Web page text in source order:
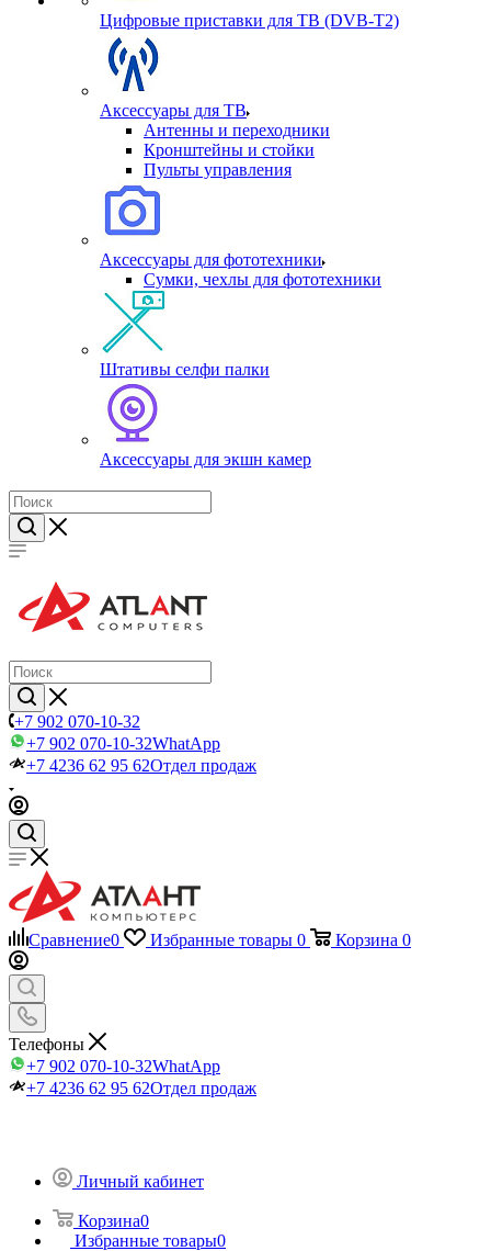
Цифровые приставки для ТВ (DVB-T2)
Аксессуары для ТВ
Антенны и переходники
Кронштейны и стойки
Пульты управления
Аксессуары для фототехники
Сумки, чехлы для фототехники
Штативы селфи палки
Аксессуары для экшн камер
+7 902 070-10-32
+7 902 070-10-32WhatApp
+7 4236 62 95 62Отдел продаж
Сравнение0 Избранные товары 0 Корзина 0
Телефоны
+7 902 070-10-32WhatApp
+7 4236 62 95 62Отдел продаж
Личный кабинет
Корзина0
Избранные товары0